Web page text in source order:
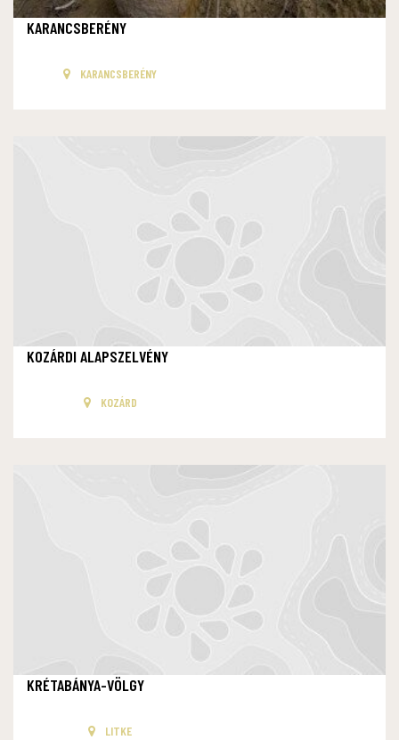
KARANCSBERÉNY
KARANCSBERÉNY
KOZÁRDI ALAPSZELVÉNY
KOZÁRD
KRÉTABÁNYA-VÖLGY
LITKE